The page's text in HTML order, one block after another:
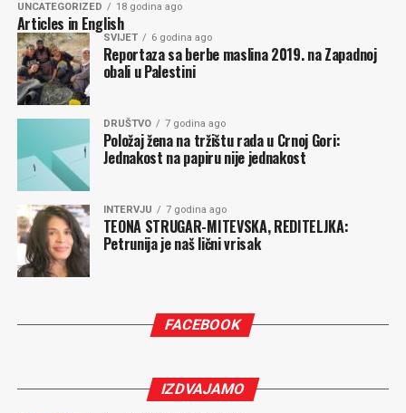
UNCATEGORIZED 18 godina ago
Articles in English
SVIJET 6 godina ago
Reportaza sa berbe maslina 2019. na Zapadnoj
obali u Palestini
DRUŠTVO 7 godina ago
Položaj žena na tržištu rada u Crnoj Gori:
Jednakost na papiru nije jednakost
INTERVJU 7 godina ago
TEONA STRUGAR-MITEVSKA, REDITELJKA:
Petrunija je naš lični vrisak
FACEBOOK
IZDVAJAMO